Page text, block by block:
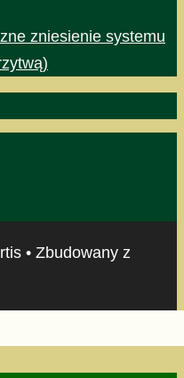
zniesienie systemu
• Zbudowany z